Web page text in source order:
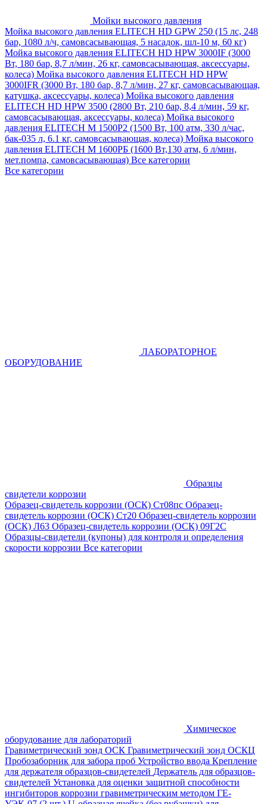
Мойки высокого давления
Мойка высокого давления ELITECH HD GPW 250 (15 лс, 248
бар, 1080 л/ч, самовсасывающая, 5 насадок, шл-10 м, 60 кг)
Мойка высокого давления ELITECH HD HPW 3000IF (3000
Вт, 180 бар, 8,7 л/мин, 26 кг, самовсасывающая, аксессуары,
колеса) Мойка высокого давления ELITECH HD HPW
3000IFR (3000 Вт, 180 бар, 8,7 л/мин, 27 кг, самовсасывающая,
катушка, аксессуары, колеса) Мойка высокого давления
ELITECH HD HPW 3500 (2800 Вт, 210 бар, 8,4 л/мин, 59 кг,
самовсасывающая, аксессуары, колеса) Мойка высокого
давления ELITECH M 1500P2 (1500 Вт, 100 атм, 330 л/час,
бак-035 л, 6.1 кг, самовсасывающая, колеса) Мойка высокого
давления ELITECH М 1600РБ (1600 Вт,130 атм, 6 л/мин,
мет.помпа, самовсасывающая) Все категории
Все категории
ЛАБОРАТОРНОЕ
ОБОРУДОВАНИЕ
Образцы
свидетели коррозии
Образец-свидетель коррозии (ОСК) Ст08пс Образец-
свидетель коррозии (ОСК) Ст20 Образец-свидетель коррозии
(ОСК) Л63 Образец-свидетель коррозии (ОСК) 09Г2С
Образцы-свидетели (купоны) для контроля и определения
скорости коррозии Все категории
Химическое
оборудование для лабораторий
Гравиметрический зонд ОСК Гравиметрический зонд ОСКЦ
Пробозаборник для забора проб Устройство ввода Крепление
для держателя образцов-свидетелей Держатель для образцов-
свидетелей Установка для оценки защитной способности
ингибиторов коррозии гравиметрическим методом ГЕ-